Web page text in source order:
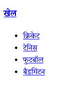
खेल
क्रिकेट
टेनिस
फुटबॉल
बैडमिंटन